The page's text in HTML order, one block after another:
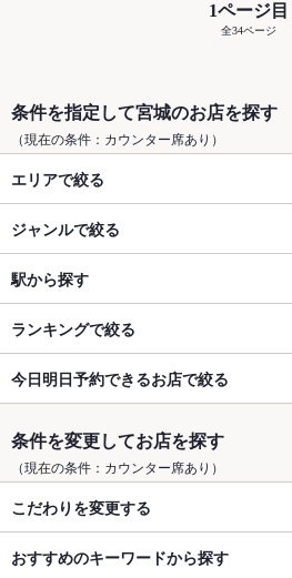
1ページ目
全34ページ
条件を指定して宮城のお店を探す
（現在の条件：カウンター席あり）
エリアで絞る
ジャンルで絞る
駅から探す
ランキングで絞る
今日明日予約できるお店で絞る
条件を変更してお店を探す
（現在の条件：カウンター席あり）
こだわりを変更する
おすすめのキーワードから探す